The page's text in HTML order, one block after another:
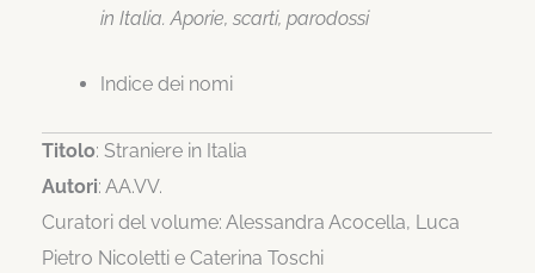
in Italia. Aporie, scarti, parodossi
Indice dei nomi
Titolo: Straniere in Italia
Autori: AA.VV.
Curatori del volume: Alessandra Acocella, Luca
Pietro Nicoletti e Caterina Toschi